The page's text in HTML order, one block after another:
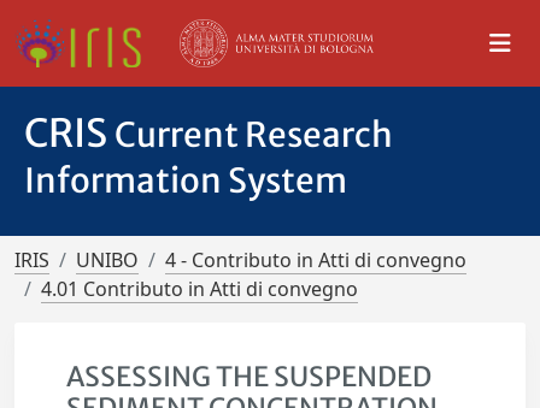
CRIS Current Research
Information System
IRIS UNIBO
4 - Contributo in Atti di convegno
4.01 Contributo in Atti di convegno
ASSESSING THE SUSPENDED